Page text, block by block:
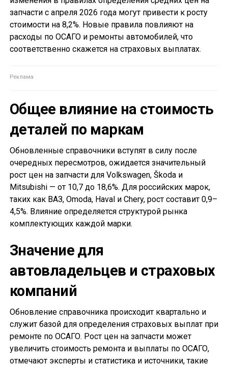
запчасти с апреля 2026 года могут привести к росту
стоимости на 8,2%. Новые правила повлияют на
расходы по ОСАГО и ремонты автомобилей, что
соответственно скажется на страховых выплатах.
Общее влияние на стоимость
деталей по маркам
Обновленные справочники вступят в силу после
очередных пересмотров, ожидается значительный
рост цен на запчасти для Volkswagen, Škoda и
Mitsubishi — от 10,7 до 18,6%. Для российских марок,
таких как ВАЗ, Omoda, Haval и Chery, рост составит 0,9–
4,5%. Влияние определяется структурой рынка
комплектующих каждой марки.
Значение для
автовладельцев и страховых
компаний
Обновление справочника происходит квартально и
служит базой для определения страховых выплат при
ремонте по ОСАГО. Рост цен на запчасти может
увеличить стоимость ремонта и выплаты по ОСАГО,
отмечают эксперты и статистика и источники, такие